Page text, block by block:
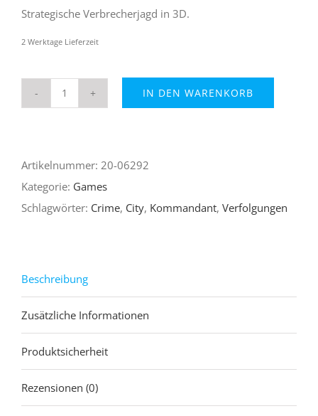
Strategische Verbrecherjagd in 3D.
2 Werktage Lieferzeit
IN DEN WARENKORB
Artikelnummer: 20-06292
Kategorie: Games
Schlagwörter: Crime, City, Kommandant, Verfolgungen
Beschreibung
Zusätzliche Informationen
Produktsicherheit
Rezensionen (0)